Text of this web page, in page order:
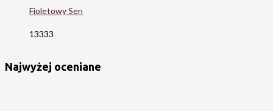
Fioletowy Sen
13333
Najwyżej oceniane